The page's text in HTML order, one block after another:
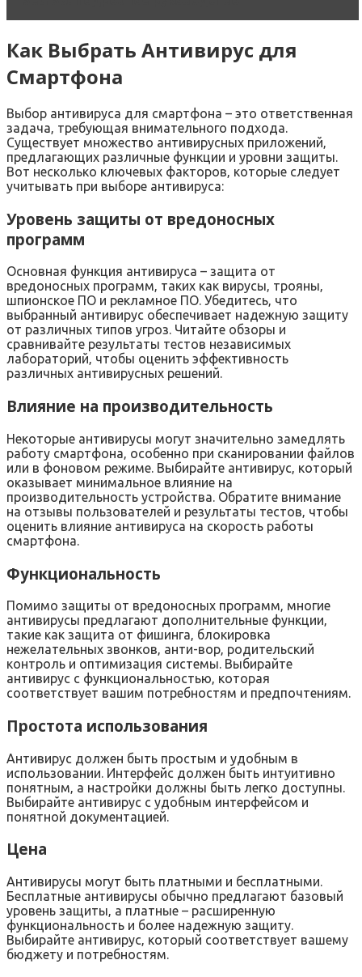
Как Выбрать Антивирус для
Смартфона
Выбор антивируса для смартфона – это ответственная
задача‚ требующая внимательного подхода.
Существует множество антивирусных приложений‚
предлагающих различные функции и уровни защиты.
Вот несколько ключевых факторов‚ которые следует
учитывать при выборе антивируса:
Уровень защиты от вредоносных
программ
Основная функция антивируса – защита от
вредоносных программ‚ таких как вирусы‚ трояны‚
шпионское ПО и рекламное ПО. Убедитесь‚ что
выбранный антивирус обеспечивает надежную защиту
от различных типов угроз. Читайте обзоры и
сравнивайте результаты тестов независимых
лабораторий‚ чтобы оценить эффективность
различных антивирусных решений.
Влияние на производительность
Некоторые антивирусы могут значительно замедлять
работу смартфона‚ особенно при сканировании файлов
или в фоновом режиме. Выбирайте антивирус‚ который
оказывает минимальное влияние на
производительность устройства. Обратите внимание
на отзывы пользователей и результаты тестов‚ чтобы
оценить влияние антивируса на скорость работы
смартфона.
Функциональность
Помимо защиты от вредоносных программ‚ многие
антивирусы предлагают дополнительные функции‚
такие как защита от фишинга‚ блокировка
нежелательных звонков‚ анти-вор‚ родительский
контроль и оптимизация системы. Выбирайте
антивирус с функциональностью‚ которая
соответствует вашим потребностям и предпочтениям.
Простота использования
Антивирус должен быть простым и удобным в
использовании. Интерфейс должен быть интуитивно
понятным‚ а настройки должны быть легко доступны.
Выбирайте антивирус с удобным интерфейсом и
понятной документацией.
Цена
Антивирусы могут быть платными и бесплатными.
Бесплатные антивирусы обычно предлагают базовый
уровень защиты‚ а платные – расширенную
функциональность и более надежную защиту.
Выбирайте антивирус‚ который соответствует вашему
бюджету и потребностям.